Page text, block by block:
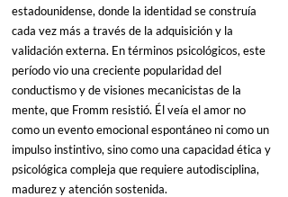
estadounidense, donde la identidad se construía
cada vez más a través de la adquisición y la
validación externa. En términos psicológicos, este
período vio una creciente popularidad del
conductismo y de visiones mecanicistas de la
mente, que Fromm resistió. Él veía el amor no
como un evento emocional espontáneo ni como un
impulso instintivo, sino como una capacidad ética y
psicológica compleja que requiere autodisciplina,
madurez y atención sostenida.